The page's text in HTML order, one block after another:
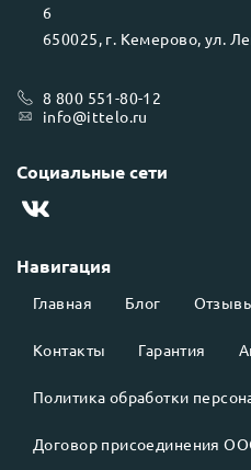
Навигация
Главная Блог
Контакты Гарантия
Политика обработки
Договор присоединения
6
650025, г. Кемерово, ул.
8 800 551-80-12
info@ittelo.ru
Социальные сети